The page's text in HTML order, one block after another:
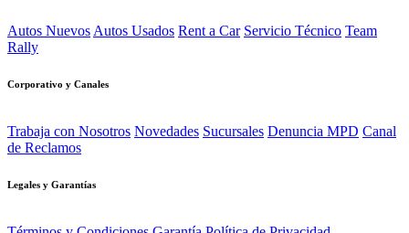
Autos Nuevos Autos Usados Rent a Car Servicio Técnico Team
Rally
Corporativo y Canales
Trabaja con Nosotros Novedades Sucursales Denuncia MPD Canal
de Reclamos
Legales y Garantías